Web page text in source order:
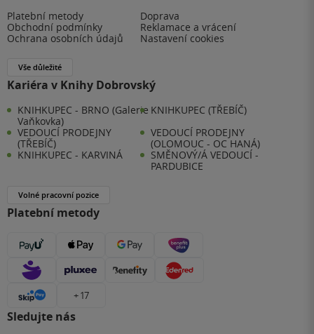
Platební metody
Doprava
Obchodní podmínky
Reklamace a vrácení
Ochrana osobních údajů
Nastavení cookies
Vše důležité
Kariéra v Knihy Dobrovský
KNIHKUPEC - BRNO (Galerie
Vaňkovka)
KNIHKUPEC (TŘEBÍČ)
VEDOUCÍ PRODEJNY
(TŘEBÍČ)
VEDOUCÍ PRODEJNY
(OLOMOUC - OC HANÁ)
KNIHKUPEC - KARVINÁ
SMĚNOVÝ/Á VEDOUCÍ -
PARDUBICE
Volné pracovní pozice
Platební metody
+ 17
Sledujte nás